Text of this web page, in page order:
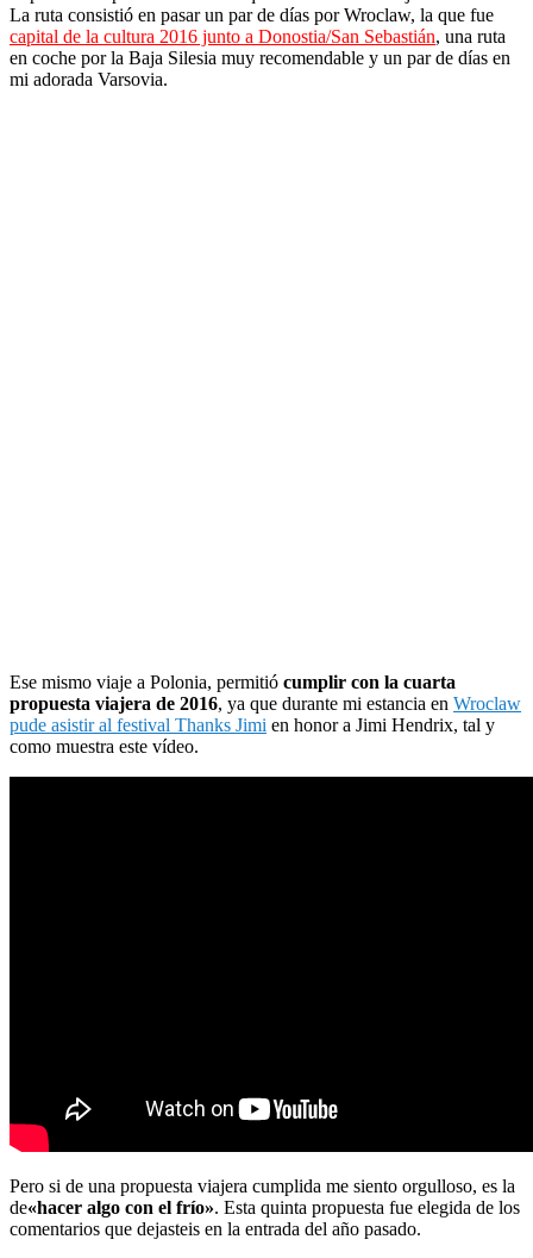
La ruta consistió en pasar un par de días por Wroclaw, la que fue
capital de la cultura 2016 junto a Donostia/San Sebastián, una ruta
en coche por la Baja Silesia muy recomendable y un par de días en
mi adorada Varsovia.
Ese mismo viaje a Polonia, permitió cumplir con la cuarta
propuesta viajera de 2016, ya que durante mi estancia en Wroclaw
pude asistir al festival Thanks Jimi en honor a Jimi Hendrix, tal y
como muestra este vídeo.
Pero si de una propuesta viajera cumplida me siento orgulloso, es la
de«hacer algo con el frío». Esta quinta propuesta fue elegida de los
comentarios que dejasteis en la entrada del año pasado.